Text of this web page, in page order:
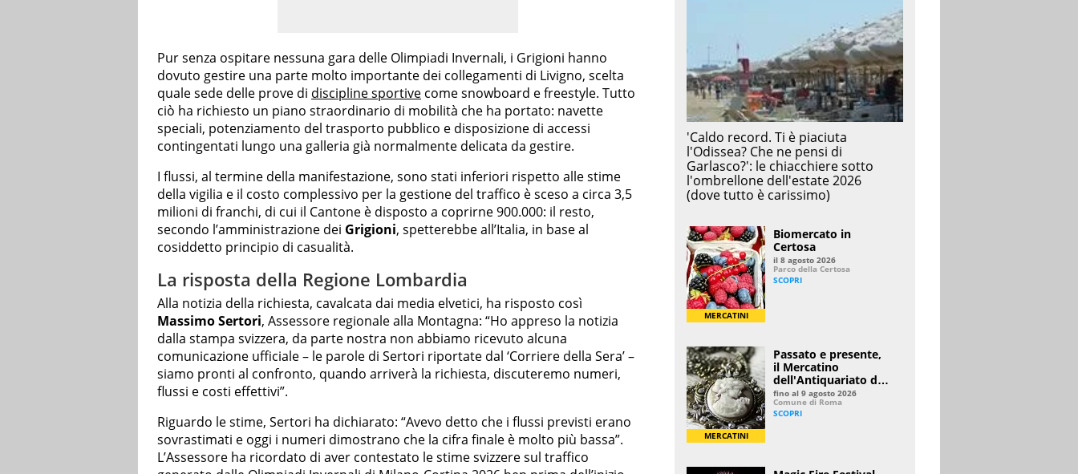
Pur senza ospitare nessuna gara delle Olimpiadi Invernali, i Grigioni hanno
dovuto gestire una parte molto importante dei collegamenti di Livigno, scelta
quale sede delle prove di discipline sportive come snowboard e freestyle. Tutto
ciò ha richiesto un piano straordinario di mobilità che ha portato: navette
speciali, potenziamento del trasporto pubblico e disposizione di accessi
contingentati lungo una galleria già normalmente delicata da gestire.
I flussi, al termine della manifestazione, sono stati inferiori rispetto alle stime
della vigilia e il costo complessivo per la gestione del traffico è sceso a circa 3,5
milioni di franchi, di cui il Cantone è disposto a coprirne 900.000: il resto,
secondo l’amministrazione dei Grigioni, spetterebbe all’Italia, in base al
cosiddetto principio di casualità.
La risposta della Regione Lombardia
Alla notizia della richiesta, cavalcata dai media elvetici, ha risposto così
Massimo Sertori, Assessore regionale alla Montagna: “Ho appreso la notizia
dalla stampa svizzera, da parte nostra non abbiamo ricevuto alcuna
comunicazione ufficiale – le parole di Sertori riportate dal ‘Corriere della Sera’ –
siamo pronti al confronto, quando arriverà la richiesta, discuteremo numeri,
flussi e costi effettivi”.
Riguardo le stime, Sertori ha dichiarato: “Avevo detto che i flussi previsti erano
sovrastimati e oggi i numeri dimostrano che la cifra finale è molto più bassa”.
L’Assessore ha ricordato di aver contestato le stime svizzere sul traffico